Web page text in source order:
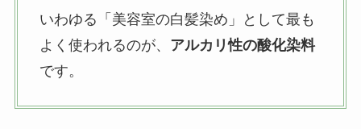
いわゆる「美容室の白髪染め」として最も
よく使われるのが、 アルカリ性の酸化染料
です。